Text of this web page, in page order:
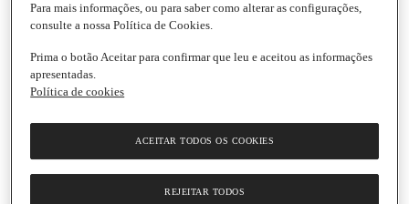
Esfregona de Microfibras e Algodão Recarga
de
(2)
Escrever uma opinião
Para mais informações, ou para saber como alterar as configurações,
consulte a nossa Política de Cookies.
Prima o botão Aceitar para confirmar que leu e aceitou as informações
apresentadas.
Política de cookies
REJEITAR TODOS
ACEITAR TODOS OS COOKIES